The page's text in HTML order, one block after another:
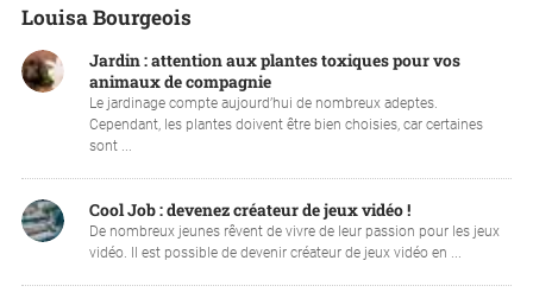
Louisa Bourgeois
Jardin : attention aux plantes toxiques pour vos
animaux de compagnie
Le jardinage compte aujourd’hui de nombreux adeptes.
Cependant, les plantes doivent être bien choisies, car certaines
sont ...
Cool Job : devenez créateur de jeux vidéo !
De nombreux jeunes rêvent de vivre de leur passion pour les jeux
vidéo. Il est possible de devenir créateur de jeux vidéo en ...